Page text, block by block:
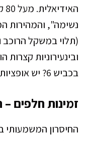
(תלוי במשקל הרוכב
ובינעירוניות
בכביש 6? יש אופציות טובות יותר.
זמינות חלפים
החיסרון המשמעותי